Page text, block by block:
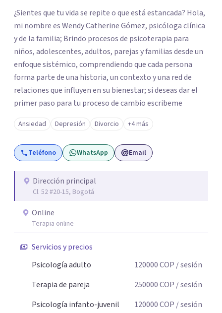
¿Sientes que tu vida se repite o que está estancada? Hola,
mi nombre es Wendy Catherine Gómez, psicóloga clínica
y de la familia; Brindo procesos de psicoterapia para
niños, adolescentes, adultos, parejas y familias desde un
enfoque sistémico, comprendiendo que cada persona
forma parte de una historia, un contexto y una red de
relaciones que influyen en su bienestar; si deseas dar el
primer paso para tu proceso de cambio escribeme
Ansiedad Depresión Divorcio +4 más
Teléfono WhatsApp Email
Dirección principal
Cl. 52 #20-15, Bogotá
Online
Terapia online
Servicios y precios
Psicología adulto
120000COP / sesión
Terapia de pareja
250000COP / sesión
Psicología infanto-juvenil
120000COP / sesión